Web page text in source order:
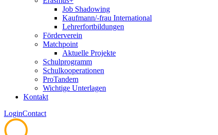
Job Shadowing
Kaufmann/-frau International
Lehrerfortbildungen
Förderverein
Matchpoint
Aktuelle Projekte
Schulprogramm
Schulkooperationen
ProTandem
Wichtige Unterlagen
Kontakt
LoginContact